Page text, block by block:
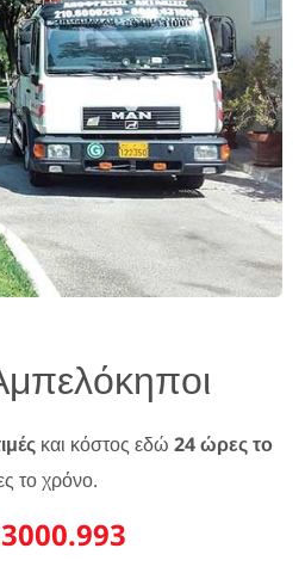
και κόστος εδώ 24 ώρες το
το χρόνο.